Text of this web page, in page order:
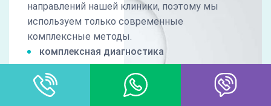
направлений нашей клиники, поэтому мы
используем только современные
комплексные методы.
комплексная диагностика
медикаментозная коррекция
психокоррекционная терапия
(реабилитация)